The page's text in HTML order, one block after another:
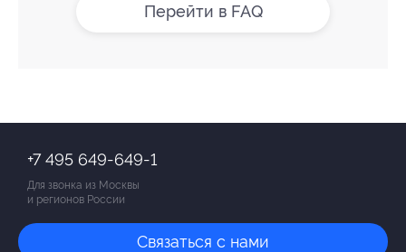
Перейти в FAQ
+7 495 649-649-1
Для звонка из Москвы
и регионов России
Связаться с нами